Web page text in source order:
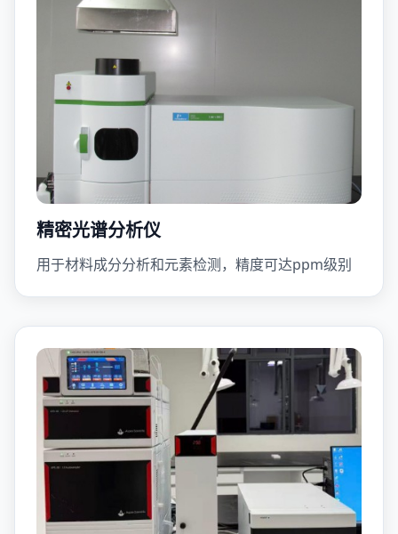
精密光谱分析仪
用于材料成分分析和元素检测，精度可达ppm级别